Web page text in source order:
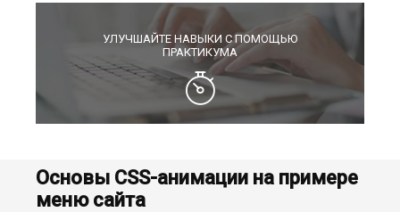
УЛУЧШАЙТЕ НАВЫКИ С ПОМОЩЬЮ
ПРАКТИКУМА
Основы CSS-анимации на примере
меню сайта